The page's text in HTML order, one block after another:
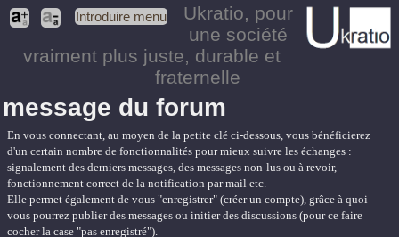
Introduire menu Ukratio, pour
une société
vraiment plus juste, durable et
fraternelle
message du forum
En vous connectant, au moyen de la petite clé ci-dessous, vous bénéficierez
d'un certain nombre de fonctionnalités pour mieux suivre les échanges :
signalement des derniers messages, des messages non-lus ou à revoir,
fonctionnement correct de la notification par mail etc.
Elle permet également de vous "enregistrer" (créer un compte), grâce à quoi
vous pourrez publier des messages ou initier des discussions (pour ce faire
cocher la case "pas enregistré").